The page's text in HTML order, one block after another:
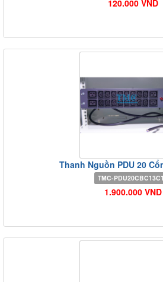
120.000 VND
Thanh Nguồn PDU 20
TMC-
1.900.000 VND